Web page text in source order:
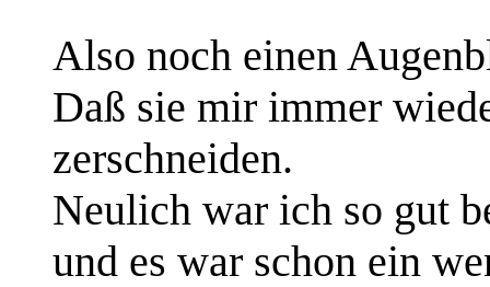
Also noch einen
Daß sie mir immer
zerschneiden.
Neulich war ich so gut
und es war schon ein